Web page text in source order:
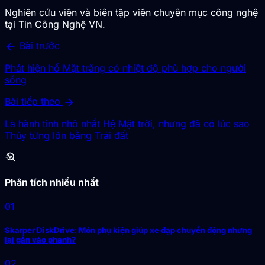
Nghiên cứu viên và biên tập viên chuyên mục công nghệ
tại Tin Công Nghệ VN.
arrow_back Bài trước
Phát hiện hố Mặt trăng có nhiệt độ phù hợp cho người
sống
Bài tiếp theo arrow_forward
Là hành tinh nhỏ nhất Hệ Mặt trời, nhưng đã có lúc sao
Thủy từng lớn bằng Trái đất
troubleshoot
Phân tích nhiều nhất
01
Skarper DiskDrive: Món phụ kiện giúp xe đạp chuyển động nhưng
lại gắn vào phanh?